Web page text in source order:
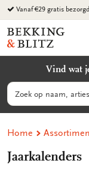
Ga
naar
content
Vanaf €29 gratis
Bekking
&
B.V.
Vind wat
Zoeken
Home
Jaarkalenders